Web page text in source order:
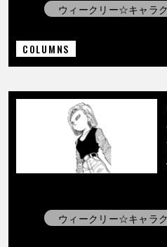
ウィークリー☆キャラ
COLUMNS
ウィークリー☆キャラ